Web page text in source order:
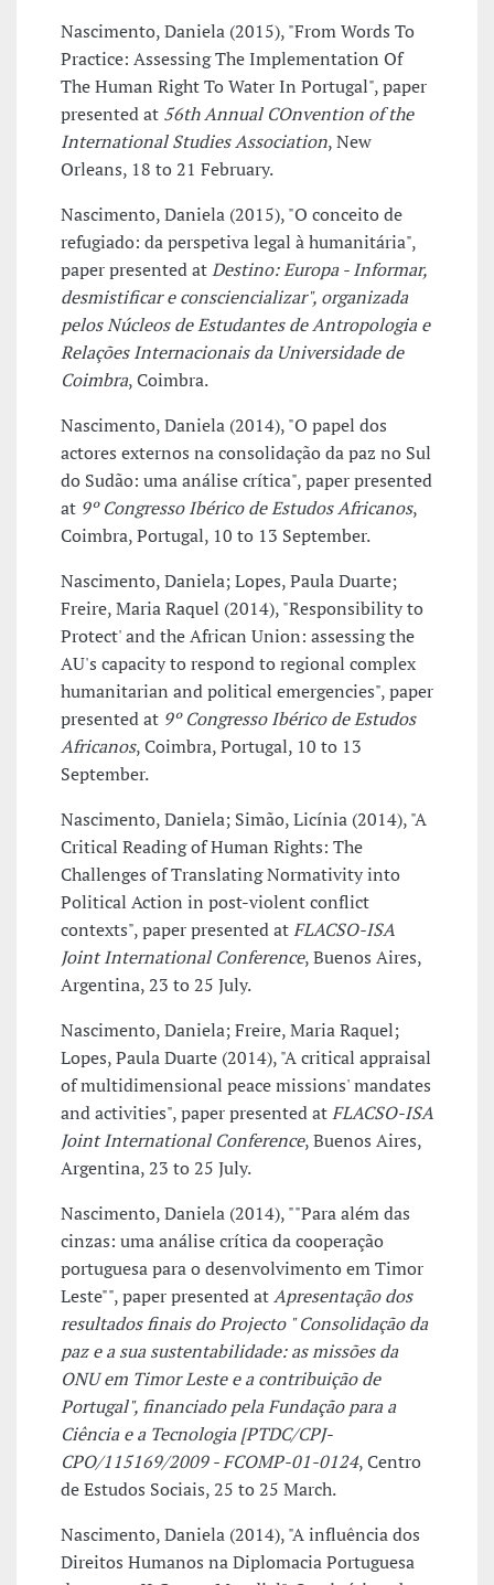
Nascimento, Daniela (2015), "From Words To
Practice: Assessing The Implementation Of
The Human Right To Water In Portugal", paper
presented at 56th Annual COnvention of the
International Studies Association, New
Orleans, 18 to 21 February.
Nascimento, Daniela (2015), "O conceito de
refugiado: da perspetiva legal à humanitária",
paper presented atDestino: Europa - Informar,
desmistificar e consciencializar", organizada
pelos Núcleos de Estudantes de Antropologia e
Relações Internacionais da Universidade de
Coimbra, Coimbra.
Nascimento, Daniela (2014), "O papel dos
actores externos na consolidação da paz no Sul
do Sudão: uma análise crítica", paper presented
at 9º Congresso Ibérico de Estudos Africanos,
Coimbra, Portugal, 10 to 13 September.
Nascimento, Daniela; Lopes, Paula Duarte;
Freire, Maria Raquel (2014), "Responsibility to
Protect' and the African Union: assessing the
AU's capacity to respond to regional complex
humanitarian and political emergencies", paper
presented at 9º Congresso Ibérico de Estudos
Africanos, Coimbra, Portugal, 10 to 13
September.
Nascimento, Daniela; Simão, Licínia (2014), "A
Critical Reading of Human Rights: The
Challenges of Translating Normativity into
Political Action in post-violent conflict
contexts", paper presented atFLACSO-ISA
Joint International Conference, Buenos Aires,
Argentina, 23 to 25 July.
Nascimento, Daniela; Freire, Maria Raquel;
Lopes, Paula Duarte (2014), "A critical appraisal
of multidimensional peace missions' mandates
and activities", paper presented atFLACSO-ISA
Joint International Conference, Buenos Aires,
Argentina, 23 to 25 July.
Nascimento, Daniela (2014), ""Para além das
cinzas: uma análise crítica da cooperação
portuguesa para o desenvolvimento em Timor
Leste"", paper presented atApresentação dos
resultados finais do Projecto " Consolidação da
paz e a sua sustentabilidade: as missões da
ONU em Timor Leste e a contribuição de
Portugal", financiado pela Fundação para a
Ciência e a Tecnologia [PTDC/CPJ-
CPO/115169/2009 - FCOMP-01-0124, Centro
de Estudos Sociais, 25 to 25 March.
Nascimento, Daniela (2014), "A influência dos
Direitos Humanos na Diplomacia Portuguesa